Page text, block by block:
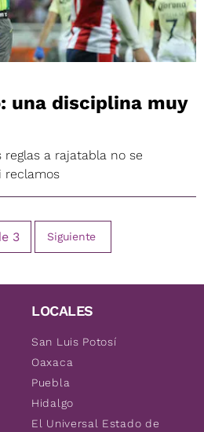
una disciplina muy
a rajatabla no se
reclamos
3 Siguiente
LOCALES
San Luis Potosí
Oaxaca
Puebla
Hidalgo
El Universal Estado de